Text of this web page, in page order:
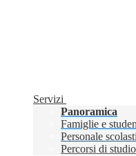
Servizi
Panoramica
Famiglie e
Personale
Percorsi di studio